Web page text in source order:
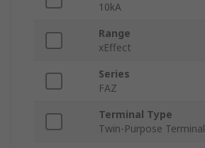
10kA
Range
xEffect
Series
FAZ
Terminal Type
Twin-Purpose Terminal